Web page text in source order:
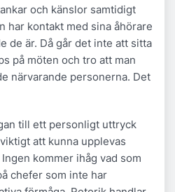
och känslor samtidigt
har kontakt med sina åhörare
de är. Då går det inte att sitta
på möten och tro att man
närvarande personerna. Det
till ett personligt uttryck
att kunna upplevas
kommer ihåg vad som
chefer som inte har